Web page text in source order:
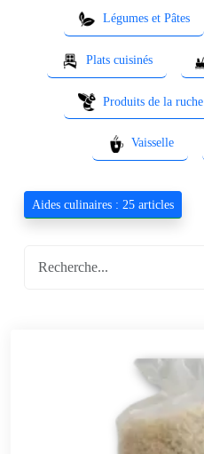
Légumes et Pâtes
Plats cuisinés
Produits de la ruche
Vaisselle
Aides culinaires : 25 articles